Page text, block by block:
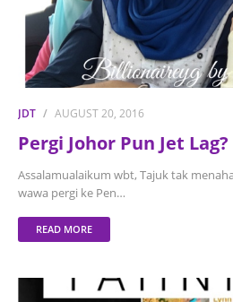
JDT AUGUST 20, 2016
Pergi Johor Pun Jet Lag?
Assalamualaikum wbt, Tajuk tak
wawa pergi ke Pen…
READ MORE